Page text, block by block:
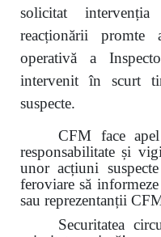
solicitat
reacționării promte
operativă a
intervenit în scurt
suspecte.
CFM face
responsabilitate și
unor acțiuni
feroviare să
sau reprezentanții
Securitatea